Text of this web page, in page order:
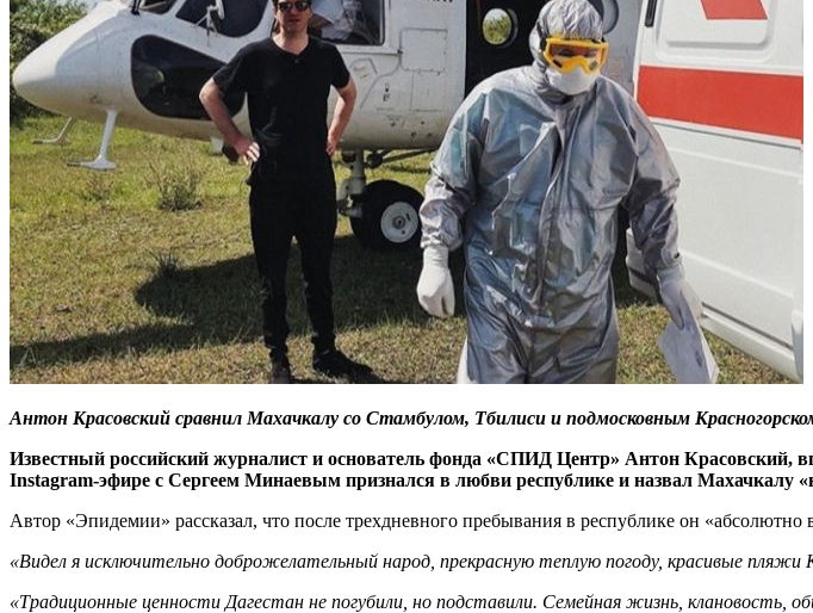
Антон Красовский сравнил Махачкалу со Стамбулом, Тбилиси и подмосковным
Известный российский журналист и основатель фонда «СПИД Центр» Антон Красовский,
Instagram-эфире с Сергеем Минаевым признался в любви республике и назвал Махачкалу
Автор «Эпидемии» рассказал, что после трехдневного пребывания в республике он «абсолютно
«Видел я исключительно доброжелательный народ, прекрасную теплую погоду, красивые пляжи
«Традиционные ценности Дагестан не погубили, но подставили. Семейная жизнь,